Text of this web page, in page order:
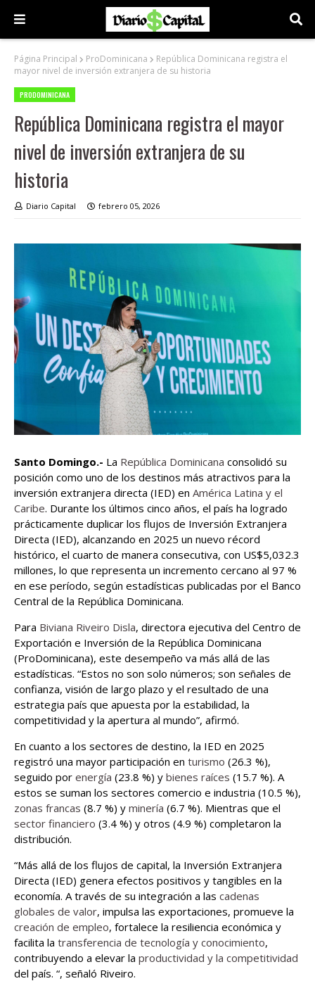
Página Principal ProDominicana
República Dominicana registra el
mayor nivel de inversión extranjera de su historia
PRODOMINICANA
República Dominicana registra el mayor
nivel de inversión extranjera de su
historia
Diario Capital febrero 05, 2026
Santo Domingo.- La República Dominicana consolidó su
posición como uno de los destinos más atractivos para la
inversión extranjera directa (IED) en América Latina y el
Caribe. Durante los últimos cinco años, el país ha logrado
prácticamente duplicar los flujos de Inversión Extranjera
Directa (IED), alcanzando en 2025 un nuevo récord
histórico, el cuarto de manera consecutiva, con US$5,032.3
millones, lo que representa un incremento cercano al 97 %
en ese período, según estadísticas publicadas por el Banco
Central de la República Dominicana.
Para Biviana Riveiro Disla, directora ejecutiva del Centro de
Exportación e Inversión de la República Dominicana
(ProDominicana), este desempeño va más allá de las
estadísticas. “Estos no son solo números; son señales de
confianza, visión de largo plazo y el resultado de una
estrategia país que apuesta por la estabilidad, la
competitividad y la apertura al mundo”, afirmó.
En cuanto a los sectores de destino, la IED en 2025
registró una mayor participación en turismo (26.3 %),
seguido por energía (23.8 %) y bienes raíces (15.7 %). A
estos se suman los sectores comercio e industria (10.5 %),
zonas francas (8.7 %) y minería (6.7 %). Mientras que el
sector financiero (3.4 %) y otros (4.9 %) completaron la
distribución.
“Más allá de los flujos de capital, la Inversión Extranjera
Directa (IED) genera efectos positivos y tangibles en la
economía. A través de su integración a las cadenas
globales de valor, impulsa las exportaciones, promueve la
creación de empleo, fortalece la resiliencia económica y
facilita la transferencia de tecnología y conocimiento,
contribuyendo a elevar la productividad y la competitividad
del país. “, señaló Riveiro.